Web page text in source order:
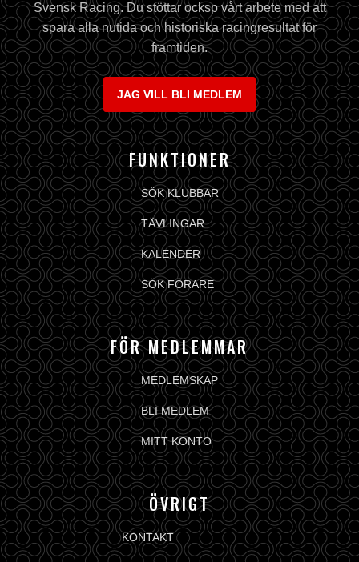
Svensk Racing. Du stöttar ocksp vårt arbete med att
spara alla nutida och historiska racingresultat för
framtiden.
JAG VILL BLI MEDLEM
FUNKTIONER
SÖK KLUBBAR
TÄVLINGAR
KALENDER
SÖK FÖRARE
FÖR MEDLEMMAR
MEDLEMSKAP
BLI MEDLEM
MITT KONTO
ÖVRIGT
KONTAKT